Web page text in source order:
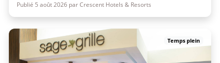
Publié 5 août 2026 par Crescent Hotels & Resorts
Temps plein